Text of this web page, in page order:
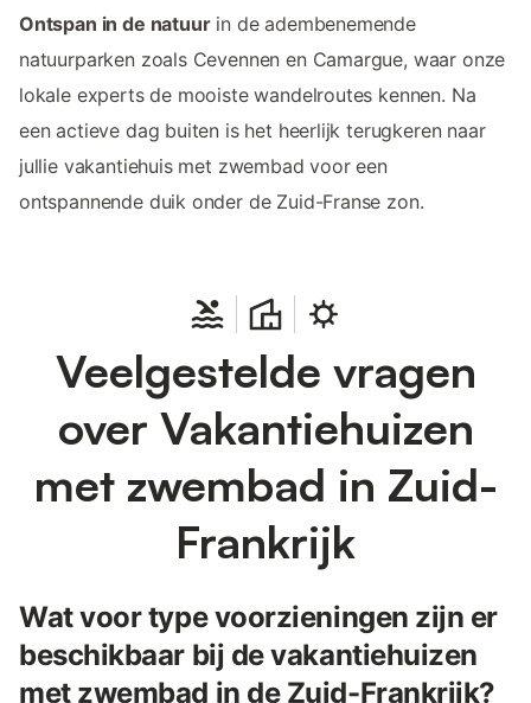
Ontspan in de natuurin de adembenemende
natuurparken zoals Cevennen en Camargue, waar onze
lokale experts de mooiste wandelroutes kennen. Na
een actieve dag buiten is het heerlijk terugkeren naar
jullie vakantiehuis met zwembad voor een
ontspannende duik onder de Zuid-Franse zon.
Veelgestelde vragen
over Vakantiehuizen
met zwembad in Zuid-
Frankrijk
Wat voor type voorzieningen zijn er
beschikbaar bij de vakantiehuizen
met zwembad in de Zuid-Frankrijk?